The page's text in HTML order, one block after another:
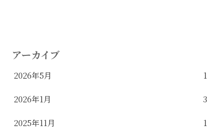
アーカイブ
2026年5月 1
2026年1月 3
2025年11月 1